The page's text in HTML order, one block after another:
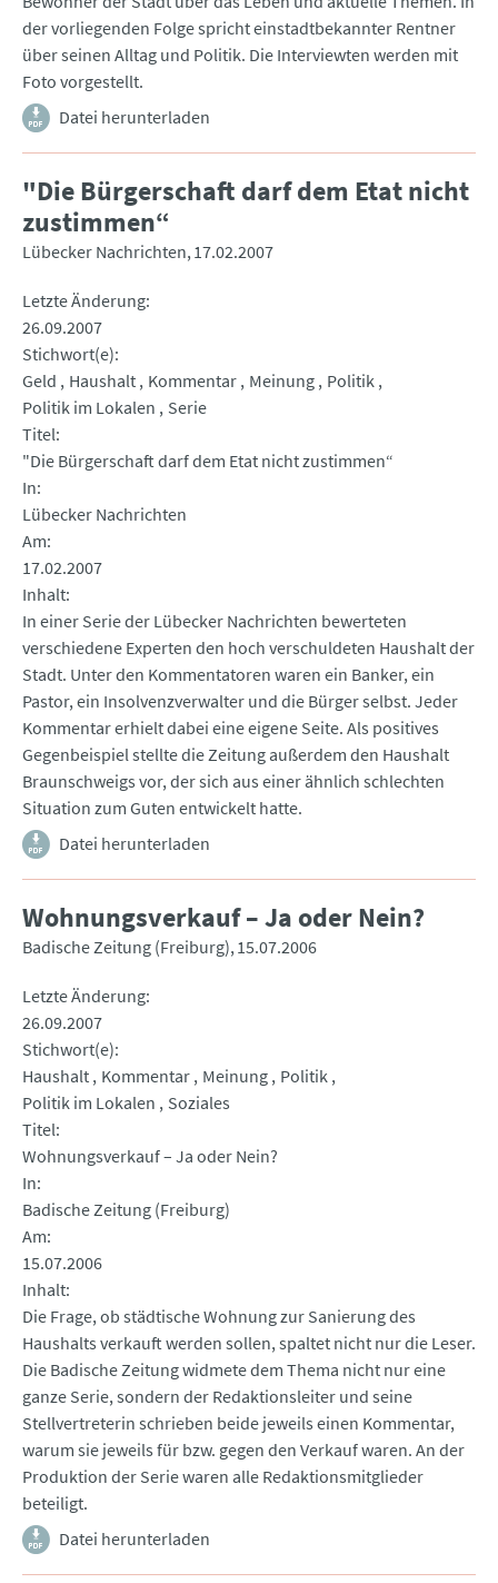
der vorliegenden Folge spricht einstadtbekannter Rentner
über seinen Alltag und Politik. Die Interviewten werden mit
Foto vorgestellt.
Datei herunterladen
"Die Bürgerschaft darf dem Etat nicht
zustimmen“
Lübecker Nachrichten 17.02.2007
Letzte Änderung
26.09.2007
Stichwort(e)
Geld
Haushalt Kommentar Meinung Politik
Politik im Lokalen
Serie
Titel
"Die Bürgerschaft darf dem Etat nicht zustimmen“
In
Lübecker Nachrichten
Am
17.02.2007
Inhalt
In einer Serie der Lübecker Nachrichten bewerteten
verschiedene Experten den hoch verschuldeten Haushalt der
Stadt. Unter den Kommentatoren waren ein Banker, ein
Pastor, ein Insolvenzverwalter und die Bürger selbst. Jeder
Kommentar erhielt dabei eine eigene Seite. Als positives
Gegenbeispiel stellte die Zeitung außerdem den Haushalt
Braunschweigs vor, der sich aus einer ähnlich schlechten
Situation zum Guten entwickelt hatte.
Datei herunterladen
Wohnungsverkauf – Ja oder Nein?
Badische Zeitung (Freiburg) 15.07.2006
Letzte Änderung
26.09.2007
Stichwort(e)
Haushalt Kommentar Meinung Politik
Politik im Lokalen
Soziales
Titel
Wohnungsverkauf – Ja oder Nein?
In
Badische Zeitung (Freiburg)
Am
15.07.2006
Inhalt
Die Frage, ob städtische Wohnung zur Sanierung des
Haushalts verkauft werden sollen, spaltet nicht nur die Leser.
Die Badische Zeitung widmete dem Thema nicht nur eine
ganze Serie, sondern der Redaktionsleiter und seine
Stellvertreterin schrieben beide jeweils einen Kommentar,
warum sie jeweils für bzw. gegen den Verkauf waren. An der
Produktion der Serie waren alle Redaktionsmitglieder
beteiligt.
Datei herunterladen